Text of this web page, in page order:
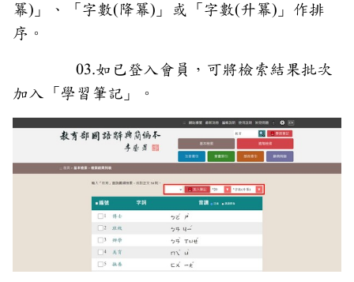
冪)」、「字數(降冪)」或「字數(升冪)」作排
序。
03.如已登入會員，可將檢索結果批次
加入「學習筆記」。